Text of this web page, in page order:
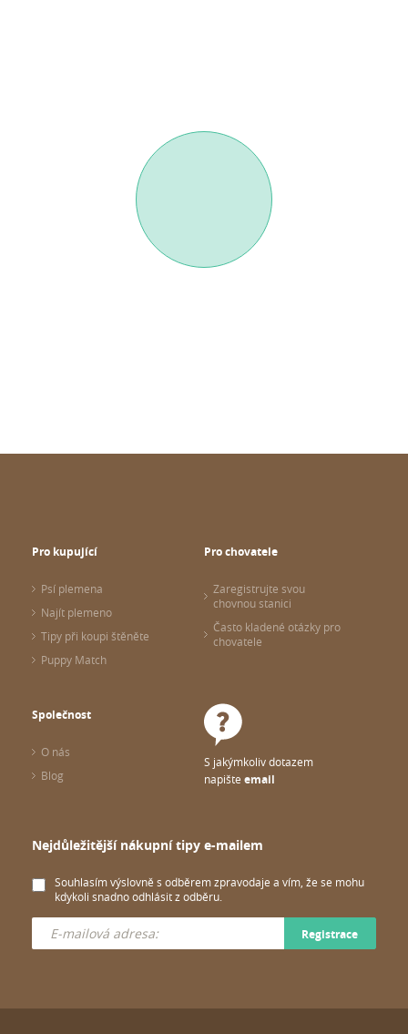
Pro kupující
Psí plemena
Najít plemeno
Tipy při koupi štěněte
Puppy Match
Pro chovatele
Zaregistrujte svou
chovnou stanici
Často kladené otázky pro
chovatele
Společnost
O nás
Blog
S jakýmkoliv dotazem
napište email
Nejdůležitější nákupní tipy e-mailem
Souhlasím výslovně s odběrem zpravodaje a vím, že se mohu
kdykoli snadno odhlásit z odběru.
Registrace